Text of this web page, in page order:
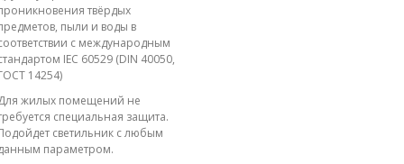
твёрдых
пыли и воды в
с международным
IEC 60529 (DIN 40050,
14254)
жилых помещений не
специальная защита.
светильник с любым
параметром.